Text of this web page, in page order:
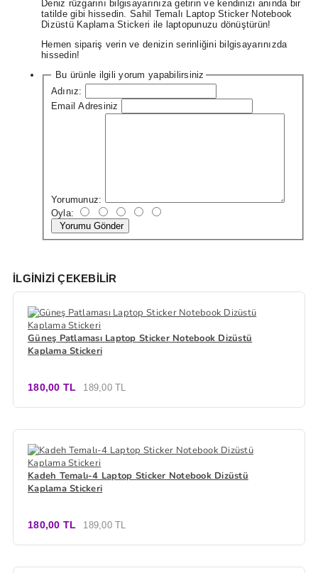
Deniz rüzgarını bilgisayarınıza getirin ve kendinizi anında bir
tatilde gibi hissedin. Sahil Temalı Laptop Sticker Notebook
Dizüstü Kaplama Stickeri ile laptopunuzu dönüştürün!
Hemen sipariş verin ve denizin serinliğini bilgisayarınızda
hissedin!
Bu ürünle ilgili yorum yapabilirsiniz
Adınız:
Email Adresiniz
Yorumunuz:
Oyla:
Yorumu Gönder
İLGINIZI ÇEKEBILIR
Güneş Patlaması Laptop Sticker Notebook Dizüstü
Kaplama Stickeri
180,00 TL 189,00 TL
Kadeh Temalı-4 Laptop Sticker Notebook Dizüstü
Kaplama Stickeri
180,00 TL 189,00 TL